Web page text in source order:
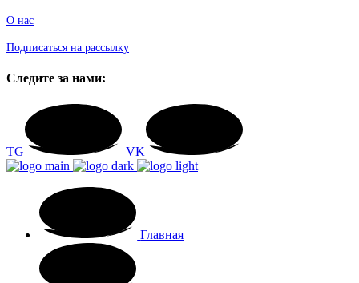
О нас
Подписаться на рассылку
Следите за нами:
TG VK
Главная